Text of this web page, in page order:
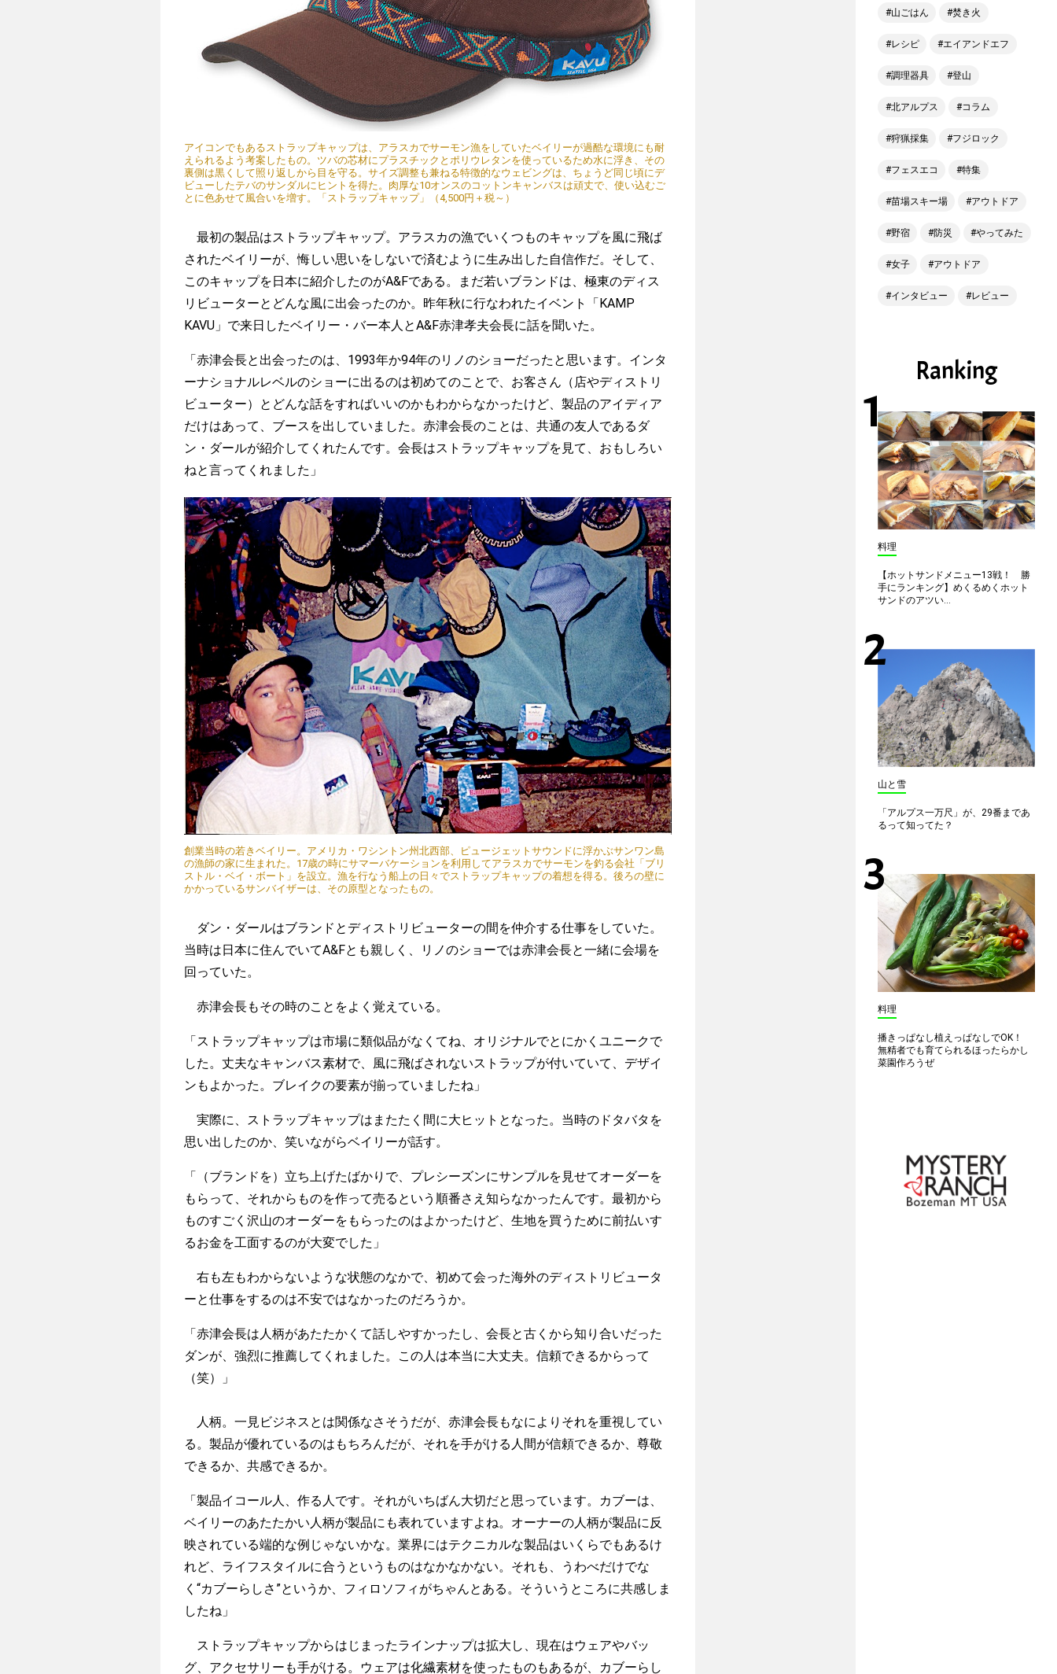
アイコンでもあるストラップキャップは、アラスカでサーモン漁をしていたベイリーが過酷な環境にも耐
えられるよう考案したもの。ツバの芯材にプラスチックとポリウレタンを使っているため水に浮き、その
裏側は黒くして照り返しから目を守る。サイズ調整も兼ねる特徴的なウェビングは、ちょうど同じ頃にデ
ビューしたテバのサンダルにヒントを得た。肉厚な10オンスのコットンキャンバスは頑丈で、使い込むご
とに色あせて風合いを増す。「ストラップキャップ」（4,500円＋税～）
最初の製品はストラップキャップ。アラスカの漁でいくつものキャップを風に飛ば
されたベイリーが、悔しい思いをしないで済むように生み出した自信作だ。そして、
このキャップを日本に紹介したのがA&Fである。まだ若いブランドは、極東のディス
リビューターとどんな風に出会ったのか。昨年秋に行なわれたイベント「KAMP
KAVU」で来日したベイリー・バー本人とA&F赤津孝夫会長に話を聞いた。
「赤津会長と出会ったのは、1993年か94年のリノのショーだったと思います。インタ
ーナショナルレベルのショーに出るのは初めてのことで、お客さん（店やディストリ
ビューター）とどんな話をすればいいのかもわからなかったけど、製品のアイディア
だけはあって、ブースを出していました。赤津会長のことは、共通の友人であるダ
ン・ダールが紹介してくれたんです。会長はストラップキャップを見て、おもしろい
ねと言ってくれました」
創業当時の若きベイリー。アメリカ・ワシントン州北西部、ピュージェットサウンドに浮かぶサンワン島
の漁師の家に生まれた。17歳の時にサマーバケーションを利用してアラスカでサーモンを釣る会社「ブリ
ストル・ベイ・ボート」を設立。漁を行なう船上の日々でストラップキャップの着想を得る。後ろの壁に
かかっているサンバイザーは、その原型となったもの。
ダン・ダールはブランドとディストリビューターの間を仲介する仕事をしていた。
当時は日本に住んでいてA&Fとも親しく、リノのショーでは赤津会長と一緒に会場を
回っていた。
赤津会長もその時のことをよく覚えている。
「ストラップキャップは市場に類似品がなくてね、オリジナルでとにかくユニークで
した。丈夫なキャンバス素材で、風に飛ばされないストラップが付いていて、デザイ
ンもよかった。ブレイクの要素が揃っていましたね」
実際に、ストラップキャップはまたたく間に大ヒットとなった。当時のドタバタを
思い出したのか、笑いながらベイリーが話す。
「（ブランドを）立ち上げたばかりで、プレシーズンにサンプルを見せてオーダーを
もらって、それからものを作って売るという順番さえ知らなかったんです。最初から
ものすごく沢山のオーダーをもらったのはよかったけど、生地を買うために前払いす
るお金を工面するのが大変でした」
右も左もわからないような状態のなかで、初めて会った海外のディストリビュータ
ーと仕事をするのは不安ではなかったのだろうか。
「赤津会長は人柄があたたかくて話しやすかったし、会長と古くから知り合いだった
ダンが、強烈に推薦してくれました。この人は本当に大丈夫。信頼できるからって
（笑）」
人柄。一見ビジネスとは関係なさそうだが、赤津会長もなによりそれを重視してい
る。製品が優れているのはもちろんだが、それを手がける人間が信頼できるか、尊敬
できるか、共感できるか。
「製品イコール人、作る人です。それがいちばん大切だと思っています。カブーは、
ベイリーのあたたかい人柄が製品にも表れていますよね。オーナーの人柄が製品に反
映されている端的な例じゃないかな。業界にはテクニカルな製品はいくらでもあるけ
れど、ライフスタイルに合うというものはなかなかない。それも、うわべだけでな
く“カブーらしさ”というか、フィロソフィがちゃんとある。そういうところに共感しま
したね」
ストラップキャップからはじまったラインナップは拡大し、現在はウェアやバッ
グ、アクセサリーも手がける。ウェアは化繊素材を使ったものもあるが、カブーらし
山ごはん 焚き火
レシピ エイアンドエフ
調理器具 登山
北アルプス コラム
狩猟採集 フジロック
フェスエコ 特集
苗場スキー場 アウトドア
野宿 防災 やってみた
女子 アウトドア
インタビュー レビュー
Ranking
料理
【ホットサンドメニュー13戦！ 勝
手にランキング】めくるめくホット
サンドのアツい...
山と雪
「アルプス一万尺」が、29番まであ
るって知ってた？
料理
播きっぱなし植えっぱなしでOK！
無精者でも育てられるほったらかし
菜園作ろうぜ